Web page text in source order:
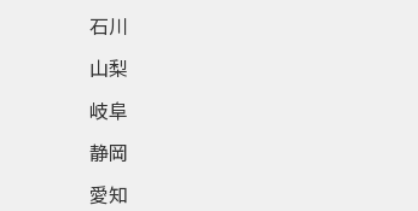
石川
山梨
岐阜
静岡
愛知